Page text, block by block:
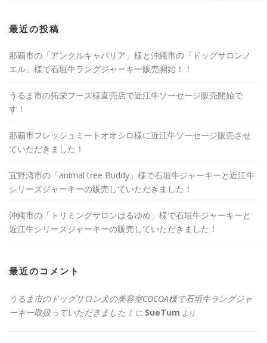
最近の投稿
那覇市の「アンクルキャバリア」様と沖縄市の「ドッグサロンノ
エル」様で石垣牛ラングジャーキー販売開始！！
うるま市の拓栄フーズ様直売店で近江牛ソーセージ販売開始で
す！
那覇市フレッシュミートオオシロ様に近江牛ソーセージ販売させ
ていただきました！
宜野湾市の「animal tree Buddy」様で石垣牛ジャーキーと近江牛
シリーズジャーキーの販売していただきました！
沖縄市の「トリミングサロンはるゆめ」様で石垣牛ジャーキーと
近江牛シリーズジャーキーの販売していただきました！
最近のコメント
うるま市のドッグサロン犬の美容室COCOA様で石垣牛ラングジャ
ーキー取扱っていただきました！ に SueTum より